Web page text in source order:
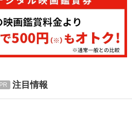
注目情報